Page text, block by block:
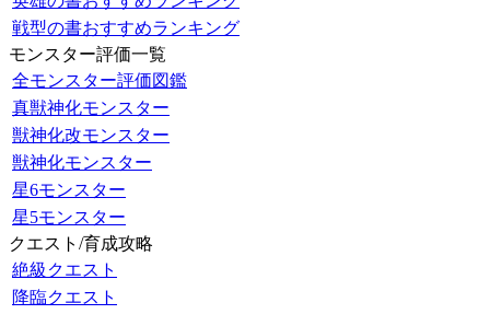
戦型の書おすすめランキング
モンスター評価一覧
全モンスター評価図鑑
真獣神化モンスター
獣神化改モンスター
獣神化モンスター
星6モンスター
星5モンスター
クエスト/育成攻略
絶級クエスト
降臨クエスト